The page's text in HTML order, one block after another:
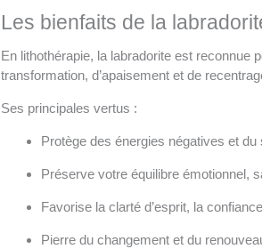
Les bienfaits de la
En lithothérapie, la labradorite est reconnue
transformation, d’apaisement et de
Ses principales vertus :
Protège des énergies négatives et
Préserve votre équilibre émotionnel,
Favorise la clarté d’esprit, la
Pierre du changement et du